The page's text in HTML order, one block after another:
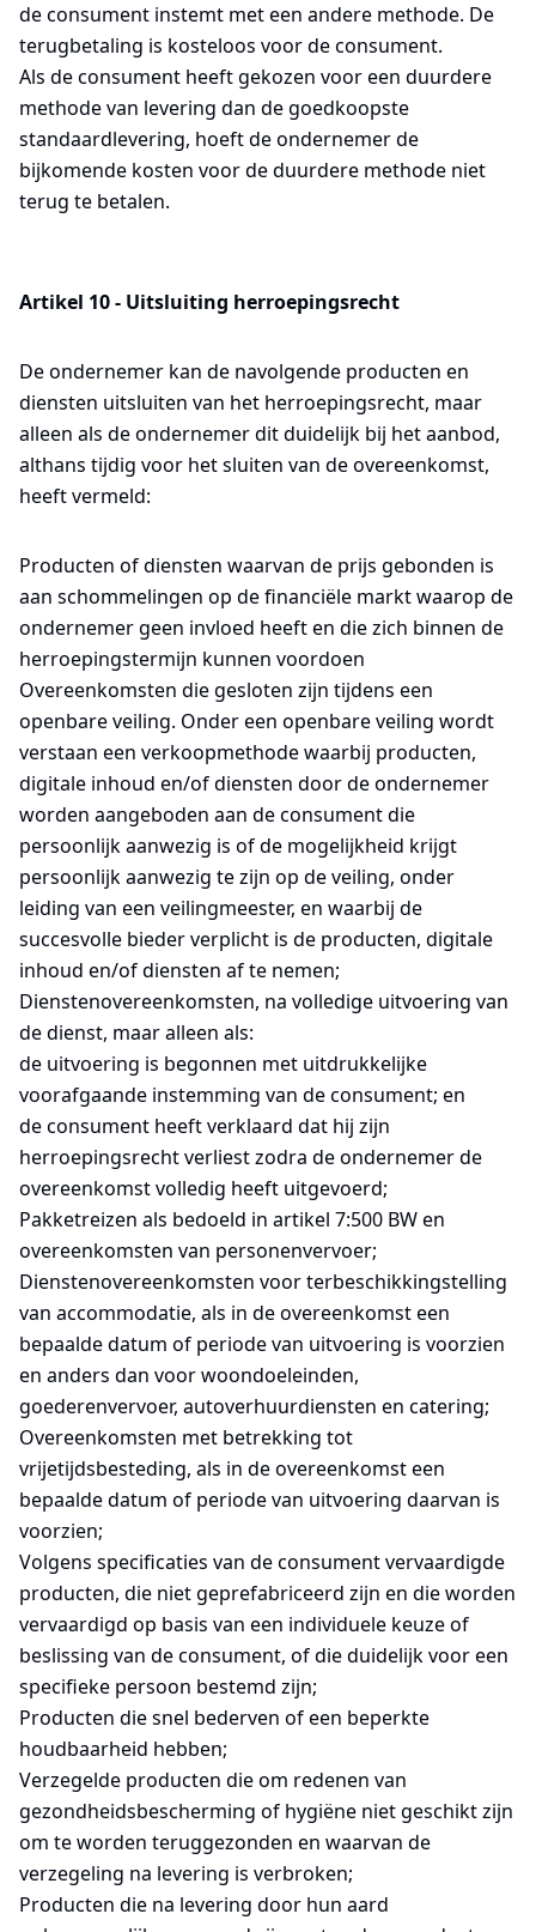
de consument instemt met een andere methode. De
terugbetaling is kosteloos voor de consument.
Als de consument heeft gekozen voor een duurdere
methode van levering dan de goedkoopste
standaardlevering, hoeft de ondernemer de
bijkomende kosten voor de duurdere methode niet
terug te betalen.
Artikel 10 - Uitsluiting herroepingsrecht
De ondernemer kan de navolgende producten en
diensten uitsluiten van het herroepingsrecht, maar
alleen als de ondernemer dit duidelijk bij het aanbod,
althans tijdig voor het sluiten van de overeenkomst,
heeft vermeld:
Producten of diensten waarvan de prijs gebonden is
aan schommelingen op de financiële markt waarop de
ondernemer geen invloed heeft en die zich binnen de
herroepingstermijn kunnen voordoen
Overeenkomsten die gesloten zijn tijdens een
openbare veiling. Onder een openbare veiling wordt
verstaan een verkoopmethode waarbij producten,
digitale inhoud en/of diensten door de ondernemer
worden aangeboden aan de consument die
persoonlijk aanwezig is of de mogelijkheid krijgt
persoonlijk aanwezig te zijn op de veiling, onder
leiding van een veilingmeester, en waarbij de
succesvolle bieder verplicht is de producten, digitale
inhoud en/of diensten af te nemen;
Dienstenovereenkomsten, na volledige uitvoering van
de dienst, maar alleen als:
de uitvoering is begonnen met uitdrukkelijke
voorafgaande instemming van de consument; en
de consument heeft verklaard dat hij zijn
herroepingsrecht verliest zodra de ondernemer de
overeenkomst volledig heeft uitgevoerd;
Pakketreizen als bedoeld in artikel 7:500 BW en
overeenkomsten van personenvervoer;
Dienstenovereenkomsten voor terbeschikkingstelling
van accommodatie, als in de overeenkomst een
bepaalde datum of periode van uitvoering is voorzien
en anders dan voor woondoeleinden,
goederenvervoer, autoverhuurdiensten en catering;
Overeenkomsten met betrekking tot
vrijetijdsbesteding, als in de overeenkomst een
bepaalde datum of periode van uitvoering daarvan is
voorzien;
Volgens specificaties van de consument vervaardigde
producten, die niet geprefabriceerd zijn en die worden
vervaardigd op basis van een individuele keuze of
beslissing van de consument, of die duidelijk voor een
specifieke persoon bestemd zijn;
Producten die snel bederven of een beperkte
houdbaarheid hebben;
Verzegelde producten die om redenen van
gezondheidsbescherming of hygiëne niet geschikt zijn
om te worden teruggezonden en waarvan de
verzegeling na levering is verbroken;
Producten die na levering door hun aard